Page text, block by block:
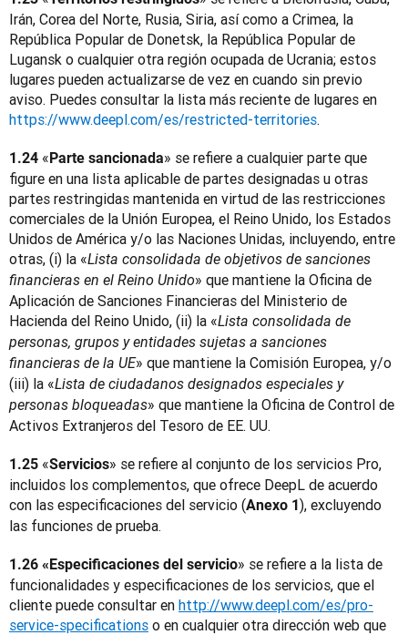
Irán, Corea del Norte, Rusia, Siria, así como a Crimea, la
República Popular de Donetsk, la República Popular de
Lugansk o cualquier otra región ocupada de Ucrania; estos
lugares pueden actualizarse de vez en cuando sin previo
https://www.deepl.com/es/restricted-territories.
1.24 «Parte sancionada» se refiere a cualquier parte que
figure en una lista aplicable de partes designadas u otras
partes restringidas mantenida en virtud de las restricciones
comerciales de la Unión Europea, el Reino Unido, los Estados
Unidos de América y/o las Naciones Unidas, incluyendo, entre
otras, (i) la «Lista consolidada de objetivos de sanciones
financieras en el Reino Unido» que mantiene la Oficina de
Aplicación de Sanciones Financieras del Ministerio de
Hacienda del Reino Unido, (ii) la «Lista consolidada de
personas, grupos y entidades sujetas a sanciones
financieras de la UE» que mantiene la Comisión Europea, y/o
(iii) la «Lista de ciudadanos designados especiales y
personas bloqueadas» que mantiene la Oficina de Control de
Activos Extranjeros del Tesoro de EE. UU.
1.25 «Servicios» se refiere al conjunto de los servicios Pro,
incluidos los complementos, que ofrece DeepL de acuerdo
con las especificaciones del servicio (Anexo 1), excluyendo
las funciones de prueba.
1.26 «Especificaciones del servicio» se refiere a la lista de
funcionalidades y especificaciones de los servicios, que el
cliente puede consultar en http://www.deepl.com/es/pro-
service-specifications o en cualquier otra dirección web que